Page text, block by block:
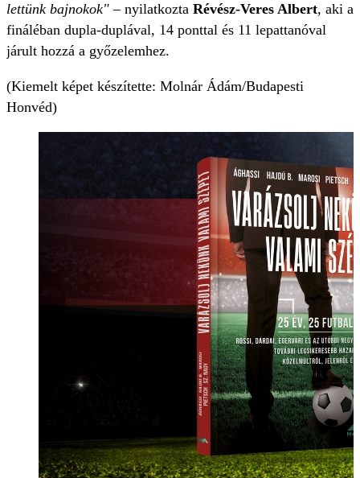
lettünk bajnokok"– nyilatkozta Révész-Veres Albert, aki a
fináléban dupla-duplával, 14 ponttal és 11 lepattanóval
járult hozzá a győzelemhez.
(Kiemelt képet készítette: Molnár Ádám/Budapesti
Honvéd)